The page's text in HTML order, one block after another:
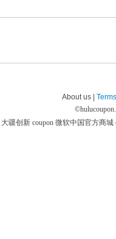
About us |
©
大疆创新 coupon 微软中国官方商城